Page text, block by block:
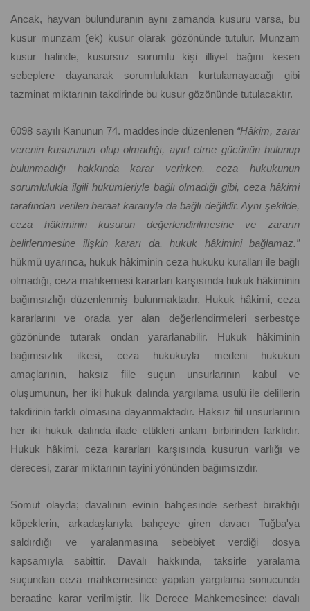
Ancak, hayvan bulunduranın aynı zamanda kusuru varsa, bu
kusur munzam (ek) kusur olarak gözönünde tutulur. Munzam
kusur halinde, kusursuz sorumlu kişi illiyet bağını kesen
sebeplere dayanarak sorumluluktan kurtulamayacağı gibi
tazminat miktarının takdirinde bu kusur gözönünde tutulacaktır.
6098 sayılı Kanunun 74. maddesinde düzenlenen “Hâkim, zarar
verenin kusurunun olup olmadığı, ayırt etme gücünün bulunup
bulunmadığı hakkında karar verirken, ceza hukukunun
sorumlulukla ilgili hükümleriyle bağlı olmadığı gibi, ceza hâkimi
tarafından verilen beraat kararıyla da bağlı değildir. Aynı şekilde,
ceza hâkiminin kusurun değerlendirilmesine ve zararın
belirlenmesine ilişkin kararı da, hukuk hâkimini bağlamaz.”
hükmü uyarınca, hukuk hâkiminin ceza hukuku kuralları ile bağlı
olmadığı, ceza mahkemesi kararları karşısında hukuk hâkiminin
bağımsızlığı düzenlenmiş bulunmaktadır. Hukuk hâkimi, ceza
kararlarını ve orada yer alan değerlendirmeleri serbestçe
gözönünde tutarak ondan yararlanabilir. Hukuk hâkiminin
bağımsızlık ilkesi, ceza hukukuyla medeni hukukun
amaçlarının, haksız fiile suçun unsurlarının kabul ve
oluşumunun, her iki hukuk dalında yargılama usulü ile delillerin
takdirinin farklı olmasına dayanmaktadır. Haksız fiil unsurlarının
her iki hukuk dalında ifade ettikleri anlam birbirinden farklıdır.
Hukuk hâkimi, ceza kararları karşısında kusurun varlığı ve
derecesi, zarar miktarının tayini yönünden bağımsızdır.
Somut olayda; davalının evinin bahçesinde serbest bıraktığı
köpeklerin, arkadaşlarıyla bahçeye giren davacı Tuğba'ya
saldırdığı ve yaralanmasına sebebiyet verdiği dosya
kapsamıyla sabittir. Davalı hakkında, taksirle yaralama
suçundan ceza mahkemesince yapılan yargılama sonucunda
beraatine karar verilmiştir. İlk Derece Mahkemesince; davalı